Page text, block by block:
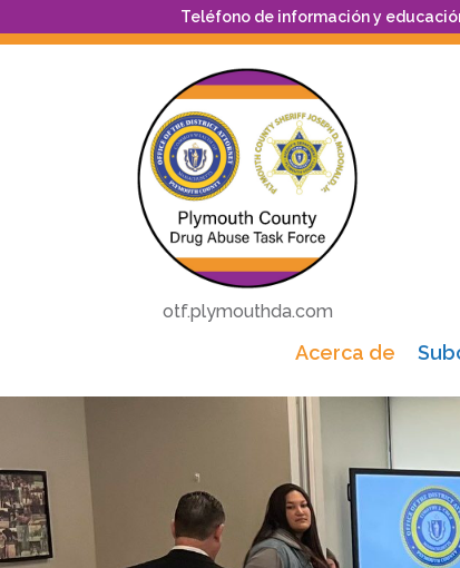
Teléfono de información y
otf.plymouthda.com
Acerca de